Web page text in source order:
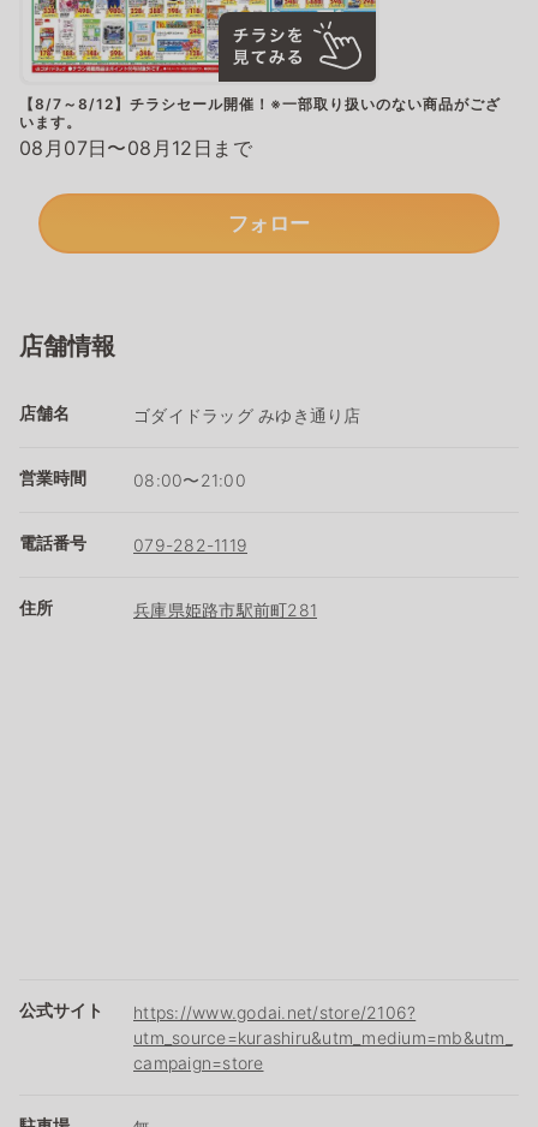
【8/7～8/12】チラシセール開催！※一部取り扱いのない商品がござ
います。
08月07日〜08月12日まで
フォロー
店舗情報
店舗名 ゴダイドラッグ みゆき通り店
営業時間 08:00〜21:00
電話番号 079-282-1119
住所 兵庫県姫路市駅前町281
公式サイト
https://www.godai.net/store/2106?
utm_source=kurashiru&utm_medium=mb&utm_
campaign=store